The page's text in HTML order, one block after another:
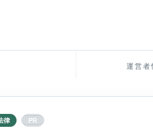
運営者
律 PR